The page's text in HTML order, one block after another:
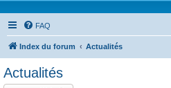
FAQ
Index du forum Actualités
Actualités